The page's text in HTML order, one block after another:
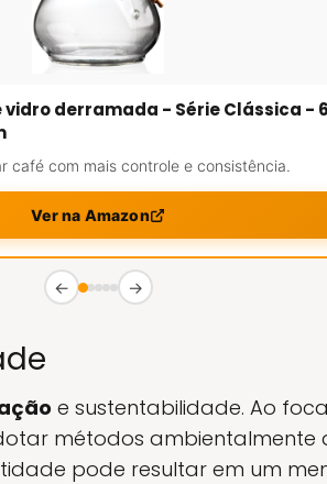
derramada - Série Clássica - 6
café com mais controle e consistência.
Ver na Amazon
← →
e sustentabilidade. Ao
métodos ambientalmente
pode resultar em um